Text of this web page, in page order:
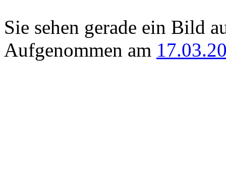
Sie sehen gerade ein Bild
Aufgenommen am